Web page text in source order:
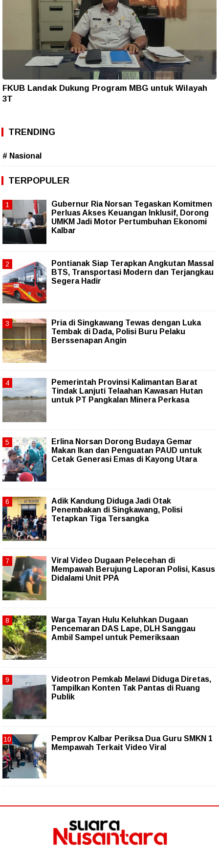
FKUB Landak Dukung Program MBG untuk Wilayah
3T
TRENDING
# Nasional
TERPOPULER
Gubernur Ria Norsan Tegaskan Komitmen
Perluas Akses Keuangan Inklusif, Dorong
UMKM Jadi Motor Pertumbuhan Ekonomi
Kalbar
Pontianak Siap Terapkan Angkutan Massal
BTS, Transportasi Modern dan Terjangkau
Segera Hadir
Pria di Singkawang Tewas dengan Luka
Tembak di Dada, Polisi Buru Pelaku
Berssenapan Angin
Pemerintah Provinsi Kalimantan Barat
Tindak Lanjuti Telaahan Kawasan Hutan
untuk PT Pangkalan Minera Perkasa
Erlina Norsan Dorong Budaya Gemar
Makan Ikan dan Penguatan PAUD untuk
Cetak Generasi Emas di Kayong Utara
Adik Kandung Diduga Jadi Otak
Penembakan di Singkawang, Polisi
Tetapkan Tiga Tersangka
Viral Video Dugaan Pelecehan di
Mempawah Berujung Laporan Polisi, Kasus
Didalami Unit PPA
Warga Tayan Hulu Keluhkan Dugaan
Pencemaran DAS Lape, DLH Sanggau
Ambil Sampel untuk Pemeriksaan
Videotron Pemkab Melawi Diduga Diretas,
Tampilkan Konten Tak Pantas di Ruang
Publik
Pemprov Kalbar Periksa Dua Guru SMKN 1
Mempawah Terkait Video Viral